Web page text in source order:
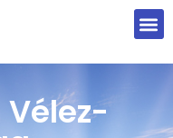
Vélez-